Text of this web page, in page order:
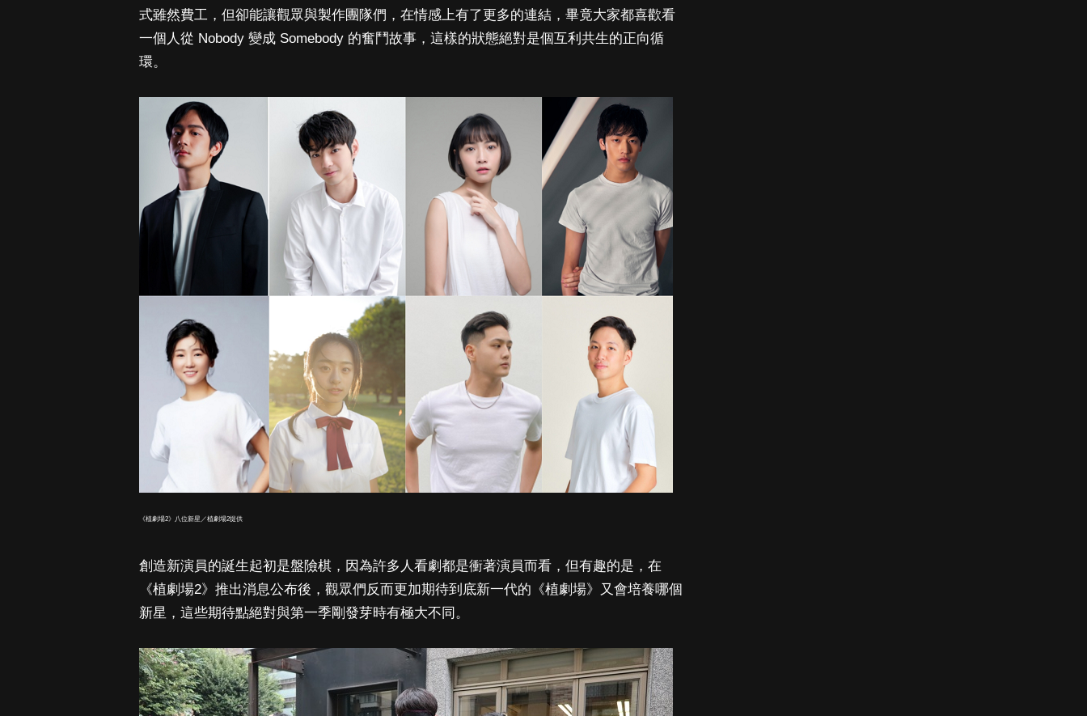
式雖然費工，但卻能讓觀眾與製作團隊們，在情感上有了更多的連結，畢竟大家都喜歡看
一個人從 Nobody 變成 Somebody 的奮鬥故事，這樣的狀態絕對是個互利共生的正向循
環。
《植劇場2》八位新星／植劇場2提供
創造新演員的誕生起初是盤險棋，因為許多人看劇都是衝著演員而看，但有趣的是，在
《植劇場2》推出消息公布後，觀眾們反而更加期待到底新一代的《植劇場》又會培養哪個
新星，這些期待點絕對與第一季剛發芽時有極大不同。